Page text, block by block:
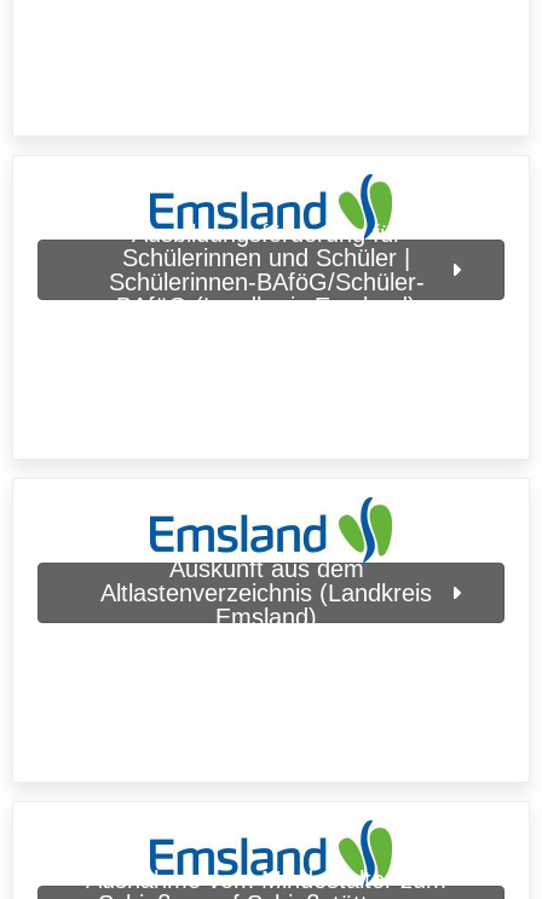
Ausbildungsförderung für
Schülerinnen und Schüler |
Schülerinnen-BAföG/Schüler-
BAföG (Landkreis Emsland)
Auskunft aus dem
Altlastenverzeichnis (Landkreis
Emsland)
Ausnahme vom Mindestalter zum